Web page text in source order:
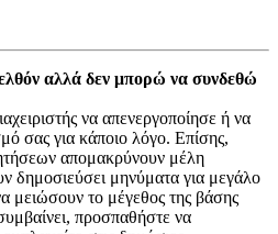
αλλά δεν μπορώ να συνδεθώ
να απενεργοποίησε ή να
σας για κάποιο λόγο. Επίσης,
απομακρύνουν μέλη
δημοσιεύσει μηνύματα για μεγάλο
μειώσουν το μέγεθος της βάσης
προσπαθήστε να